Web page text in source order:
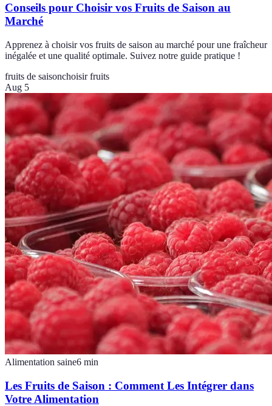
Conseils pour Choisir vos Fruits de Saison au
Marché
Apprenez à choisir vos fruits de saison au marché pour une fraîcheur
inégalée et une qualité optimale. Suivez notre guide pratique !
fruits de saisonchoisir fruits
Aug 5
Alimentation saine6 min
Les Fruits de Saison : Comment Les Intégrer dans
Votre Alimentation